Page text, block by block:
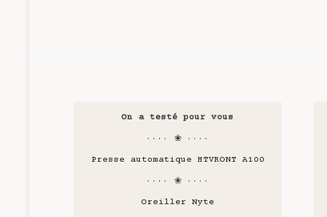
On a testé pour vous
···· ❀ ····
Presse automatique HTVRONT A100
···· ❀ ····
Oreiller Nyte